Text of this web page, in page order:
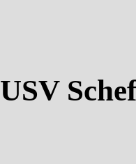
USV